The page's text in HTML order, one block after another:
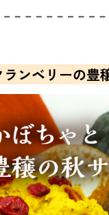
ンベリーの豊